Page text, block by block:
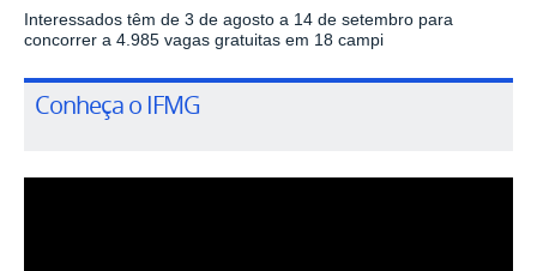
Interessados têm de 3 de agosto a 14 de setembro para
concorrer a 4.985 vagas gratuitas em 18 campi
Conheça o IFMG